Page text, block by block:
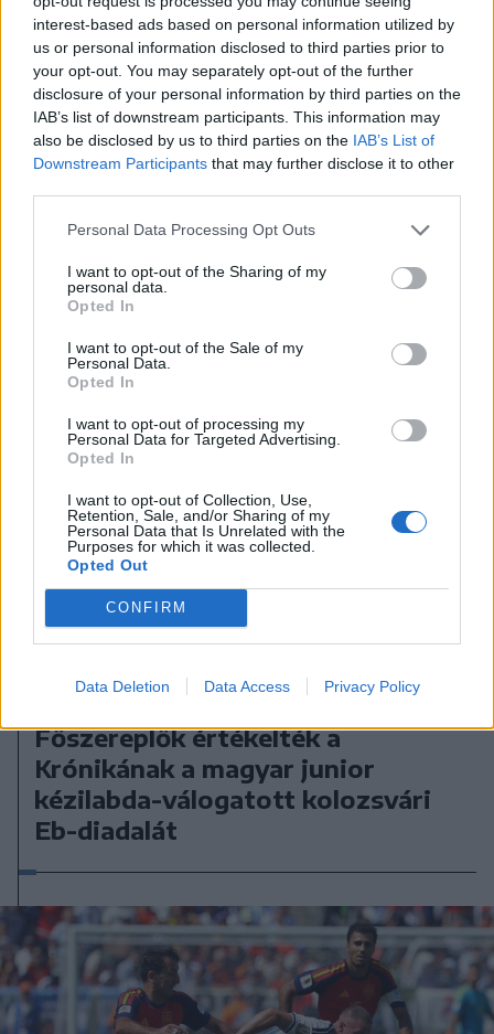
interest-based ads based on personal information utilized by
us or personal information disclosed to third parties prior to
your opt-out. You may separately opt-out of the further
disclosure of your personal information by third parties on the
IAB’s list of downstream participants. This information may
also be disclosed by us to third parties on the IAB’s List of
Downstream Participants that may further disclose it to other
Personal Data Processing Opt Outs
I want to opt-out of the Sharing of my
personal data.
Opted In
I want to opt-out of the Sale of my
Personal Data.
Opted In
I want to opt-out of processing my
Personal Data for Targeted Advertising.
Opted In
I want to opt-out of Collection, Use,
Retention, Sale, and/or Sharing of my
Personal Data that Is Unrelated with the
Purposes for which it was collected.
Opted Out
CONFIRM
Data Deletion Data Access Privacy Policy
2026. július 22., szerda
Nagyon fontos a mentális
elnök a fiatal kézilabdázók
szintugrásáról
Főszereplők értékelték a
Krónikának a magyar junior
kézilabda-válogatott kolozsvári
Eb-diadalát